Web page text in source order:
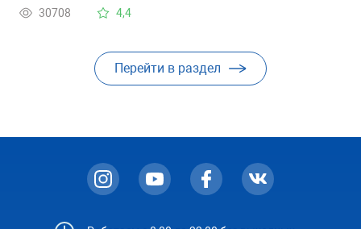
30708 4,4
Перейти в раздел